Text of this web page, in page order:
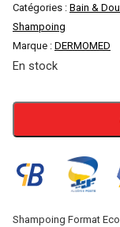
Catégories : Bain &
Shampoing
Marque : DERMOMED
En stock
de
Shampoing
Dermomed
Fréquents
Shampoing Format